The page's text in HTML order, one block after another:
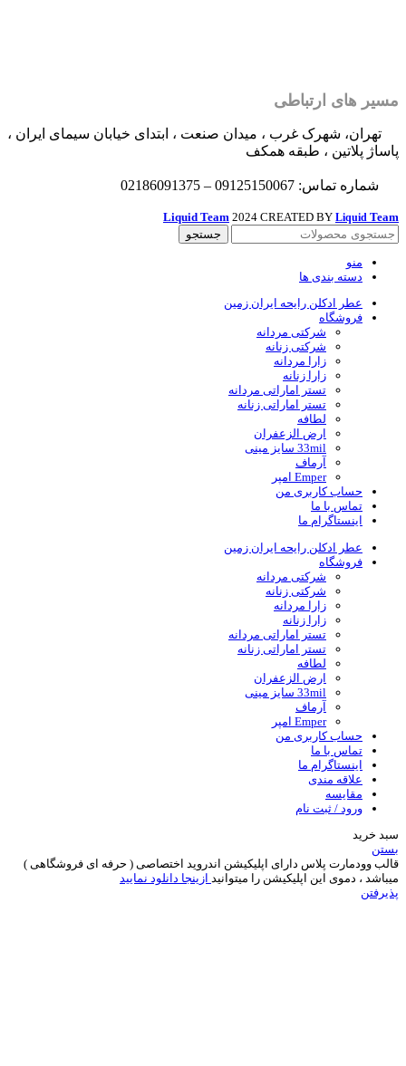
مسیر های ارتباطی
تهران، شهرک غرب ، میدان صنعت ، ابتدای خیابان سیمای ایران ،
پاساژ پلاتین ، طبقه همکف
شماره تماس: 09125150067 – 02186091375
Liquid Team 2024 CREATED BY Liquid Team
جستجو
منو
دسته بندی ها
عطر ادکلن رایحه ایران زمین
فروشگاه
شرکتی مردانه
شرکتی زنانه
زارا مردانه
زارا زنانه
تستر اماراتی مردانه
تستر اماراتی زنانه
لطافه
ارض الزعفران
33mil سایز مینی
آرماف
Emper امپر
حساب کاربری من
تماس با ما
اینستاگرام ما
عطر ادکلن رایحه ایران زمین
فروشگاه
شرکتی مردانه
شرکتی زنانه
زارا مردانه
زارا زنانه
تستر اماراتی مردانه
تستر اماراتی زنانه
لطافه
ارض الزعفران
33mil سایز مینی
آرماف
Emper امپر
حساب کاربری من
تماس با ما
اینستاگرام ما
علاقه مندی
مقایسه
ورود / ثبت نام
سبد خرید
بستن
قالب وودمارت پلاس دارای اپلیکیشن اندروید اختصاصی ( حرفه ای فروشگاهی )
میباشد ، دموی این اپلیکیشن را میتوانید ازینجا دانلود نمایید
پذیرفتن